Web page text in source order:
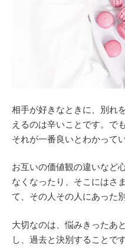
相手が好きなときに、別れ
えるのは辛いことです。で
それが一番良いとわかって
お互いの価値観の違いなど
なくなったり、そこにはさ
て、その人その人にあった
大切なのは、悩みきったあ
し、過去と決別することで